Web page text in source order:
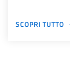
SCOPRI TUTTO